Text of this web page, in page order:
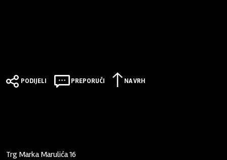
PODIJELI PREPORUČI NA VRH
Trg Marka Marulića 16